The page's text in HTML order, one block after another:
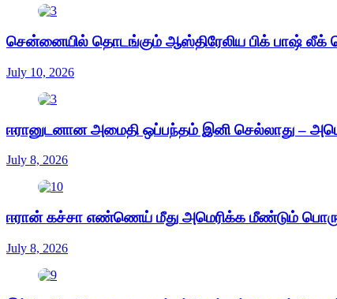
சென்னையில் தொடங்கும் ஆஸ்திரேலிய பிக் பாஷ் லீக்
July 10, 2026
ஈரானுடனான அமைதி ஒப்பந்தம் இனி செல்லாது –
July 8, 2026
ஈரான் கச்சா எண்ணெய் மீது அமெரிக்க மீண்டும்
July 8, 2026